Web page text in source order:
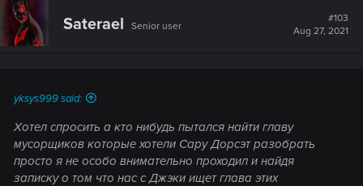
i
o
Saterael Senior user
#103
Aug 27, 2021
yksys999 said:
Хотел спросить а кто нибудь пытался найти главу
мусорщиков которые хотели Сару Дорсэт разобрать
просто я не особо внимательно проходил и найдя
записку о том что нас с Джэки ищет глава этих